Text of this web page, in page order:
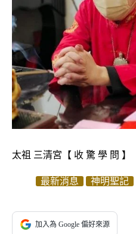
太祖 三清宮【 收 驚 學 問 】
最新消息 神明聖記
加入為 Google 偏好來源